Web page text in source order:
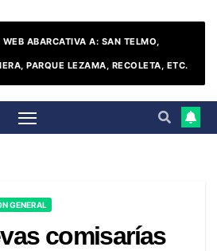
WEB ABARCATIVA A: SAN TELMO,
PARQUE LEZAMA, RECOLETA, ETC.
GENERAL
comisarías